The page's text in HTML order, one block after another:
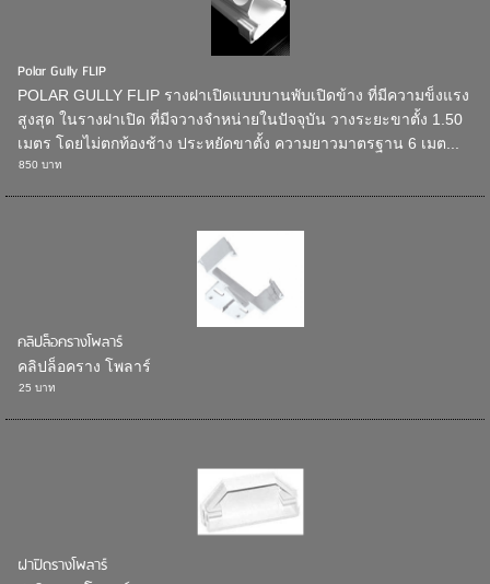
Polar Gully FLIP
POLAR GULLY FLIP รางฝาเปิดแบบบานพับเปิดข้าง ที่มีความข็งแรง
สูงสุด ในรางฝาเปิด ที่มีจวางจำหน่ายในปัจจุบัน วางระยะขาตั้ง 1.50
เมตร โดยไม่ตกท้องช้าง ประหยัดขาตั้ง ความยาวมาตรฐาน 6 เมต...
850 บาท
คลิปล็อครางโพลาร์
คลิปล็อคราง โพลาร์
25 บาท
ฝาปิดรางโพลาร์